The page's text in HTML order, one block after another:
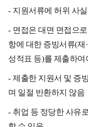
- 지원서류에 허위 사
- 면접은 대면 면접으
항에 대한 증빙서류(재 ·
성적표 등)를 제출하여
- 제출한 지원서 및 증
며 일절 반환하지 않음
- 취업 등 정당한 사유